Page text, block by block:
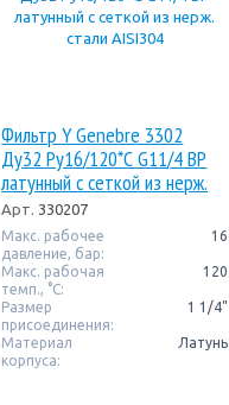
Фильтр Y Genebre 3302
Ду32 Pу16/120*С G11/4 ВР
латунный с сеткой из нерж.
стали AISI304
Арт. 330207
Макс. рабочее
давление, бар:
16
Макс. рабочая
темп., °С:
120
Размер
присоединения:
1 1/4"
Материал
корпуса:
Латунь